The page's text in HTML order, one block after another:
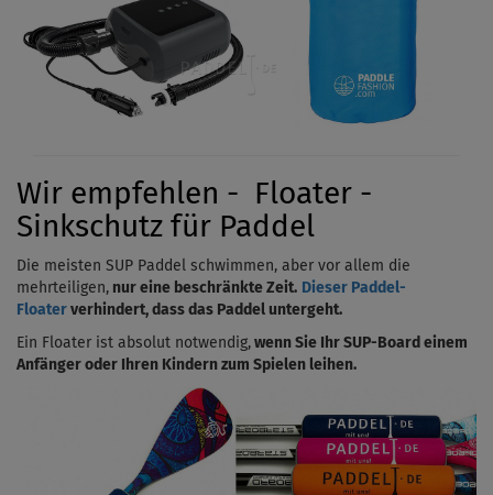
Wir empfehlen - Floater -
Sinkschutz für Paddel
Die meisten SUP Paddel schwimmen, aber vor allem die
mehrteiligen, nur eine beschränkte Zeit. Dieser Paddel-
Floater verhindert, dass das Paddel untergeht.
Ein Floater ist absolut notwendig, wenn Sie Ihr SUP-Board einem
Anfänger oder Ihren Kindern zum Spielen leihen.